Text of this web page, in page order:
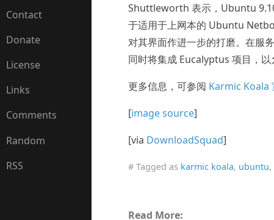
Contact
Donate
License
Links
Comments
Random
RSS
Shuttleworth 表示，Ubuntu
于适用于上网本的 Ubuntu
对其界面作进一步的打磨。在服
同时将集成 Eucalyptus 项目，以
更多信息，可参阅 Karmic Koala
[image source]
[via DownloadSquad]
# Tagged as karmic koala, ubuntu,
Read More: